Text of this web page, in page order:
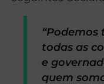
“Podemos
todas as
e
quem